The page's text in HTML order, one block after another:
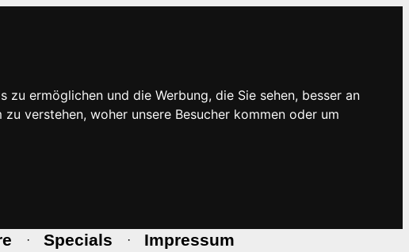
ermöglichen und die Werbung, die Sie sehen, besser an
verstehen, woher unsere Besucher kommen oder um
· Specials · Impressum